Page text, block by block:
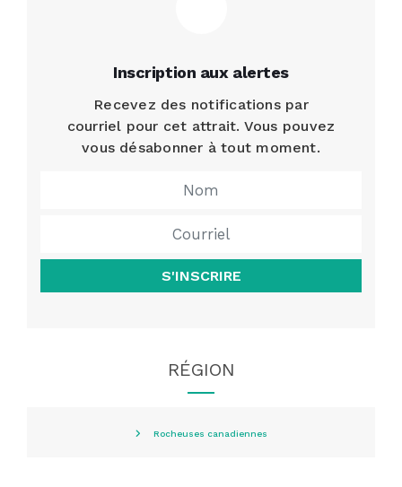
Inscription aux alertes
Recevez des notifications par
courriel pour cet attrait. Vous pouvez
vous désabonner à tout moment.
S'INSCRIRE
RÉGION
Rocheuses canadiennes